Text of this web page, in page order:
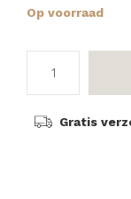
Op voorraad
Gratis